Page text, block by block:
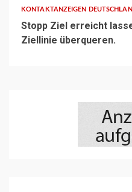
KONTAKTANZEIGEN
Stopp Ziel erreicht
Ziellinie überqueren.